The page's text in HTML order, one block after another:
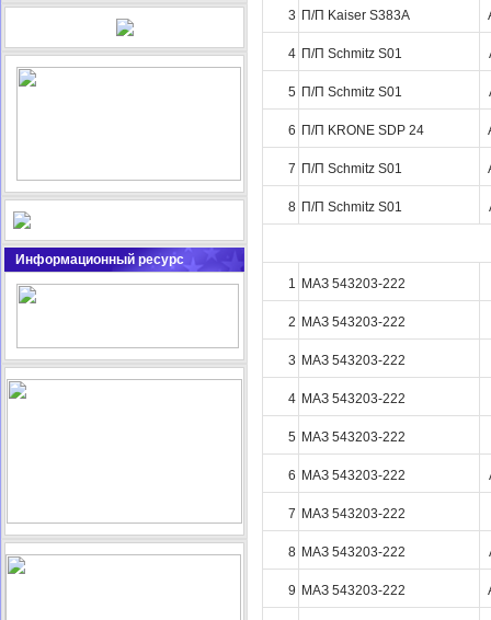
Информационный ресурс
3 П/П Kaiser S383A
4 П/П Schmitz S01
5 П/П Schmitz S01
6 П/П KRONE SDP 24
7 П/П Schmitz S01
8 П/П Schmitz S01
1 МАЗ 543203-222
2 МАЗ 543203-222
3 МАЗ 543203-222
4 МАЗ 543203-222
5 МАЗ 543203-222
6 МАЗ 543203-222
7 МАЗ 543203-222
8 МАЗ 543203-222
9 МАЗ 543203-222